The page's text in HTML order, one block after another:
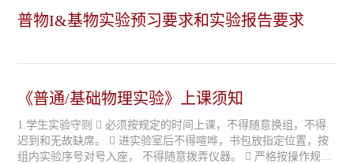
普物I&基物实验预习要求和实验报告要求
《普通/基础物理实验》上课须知
1.学生实验守则  必须按规定的时间上课，不得随意换组，不得
迟到和无故缺席。  进实验室后不得喧哗，书包放指定位置，按
组内实验序号对号入座， 不得随意拨弄仪器。  严格按操作规则